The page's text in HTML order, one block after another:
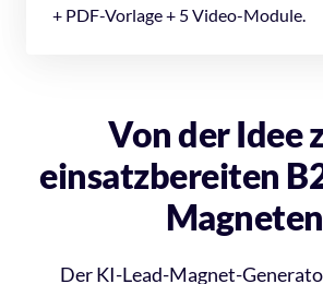
+ PDF-Vorlage + 5 Video-Module.
Von der Idee
einsatzbereiten
Magneten